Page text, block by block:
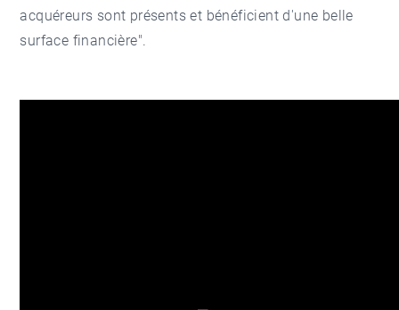
acquéreurs sont présents et bénéficient d'une belle
surface financière".